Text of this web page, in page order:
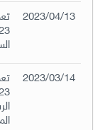
2023/04/13
2023/03/14